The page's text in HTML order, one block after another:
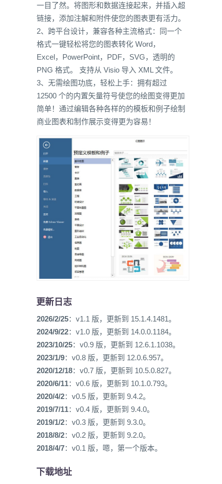
一目了然。将图形和数据连接起来，并插入超
链接，添加注解和附件使您的图表更有活力。
2、跨平台设计，兼容各种主流格式：同一个
格式一键轻松将您的图表转化 Word，
Excel，PowerPoint，PDF，SVG，透明的
PNG 格式。 支持从 Visio 导入 XML 文件。
3、无需绘图功底，轻松上手：拥有超过
12500 个的内置矢量符号使您的绘图变得更加
简单！通过编辑各种各样的的模板和例子绘制
商业图表和制作展示变得更为容易！
更新日志
2026/2/25：v1.1 版，更新到 15.1.4.1481。
2024/9/22：v1.0 版，更新到 14.0.0.1184。
2023/10/25：v0.9 版，更新到 12.6.1.1038。
2023/1/9：v0.8 版，更新到 12.0.6.957。
2020/12/18：v0.7 版，更新到 10.5.0.827。
2020/6/11：v0.6 版，更新到 10.1.0.793。
2020/4/2：v0.5 版，更新到 9.4.2。
2019/7/11：v0.4 版，更新到 9.4.0。
2019/1/2：v0.3 版，更新到 9.3.0。
2018/8/2：v0.2 版，更新到 9.2.0。
2018/4/7：v0.1 版，嗯，第一个版本。
下载地址